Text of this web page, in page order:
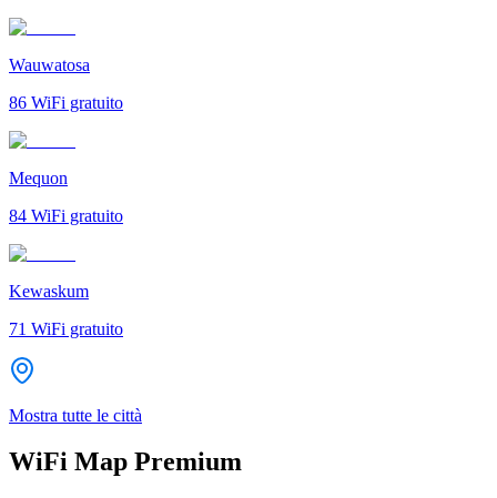
Wauwatosa
86 WiFi gratuito
Mequon
84 WiFi gratuito
Kewaskum
71 WiFi gratuito
Mostra tutte le città
WiFi Map Premium